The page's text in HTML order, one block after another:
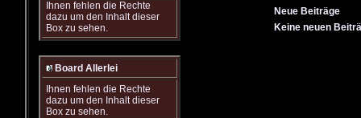
Ihnen fehlen die Rechte
dazu um den Inhalt dieser
Box zu sehen.
Board Allerlei
Ihnen fehlen die Rechte
dazu um den Inhalt dieser
Box zu sehen.
Neue Beiträge
Keine neuen